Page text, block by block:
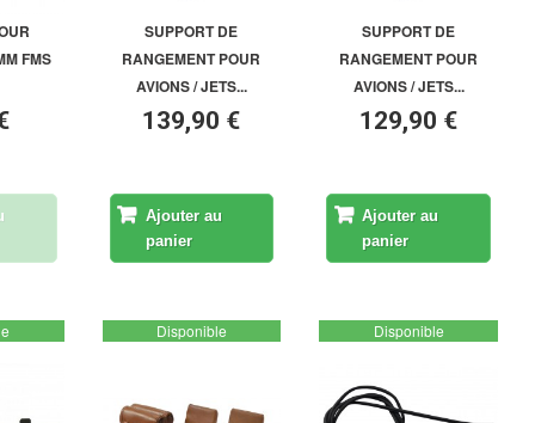
FMS
SUPPORT DE
RANGEMENT POUR
AVIONS / JETS...
139,90 €
Ajouter au
panier
SUPPORT DE
RANGEMENT POUR
AVIONS / JETS...
129,90 €
Ajouter au
panier
Disponible Disponible